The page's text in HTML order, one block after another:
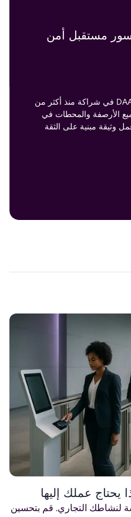
مستقبل أمن
«تعمل شركة Acre Security و DAA في شراكة منذ أكثر من
جميع الأرصفة والمحطات في
وثيقة مبنية على الثقة
يحتاج عملك إليها
لنشاطك التجاري. قم بتحسين